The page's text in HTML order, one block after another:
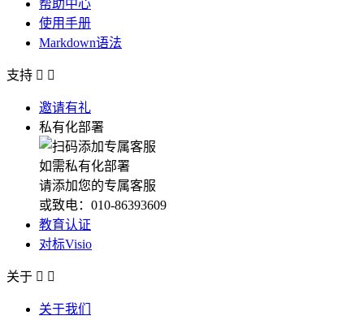
帮助中心
使用手册
Markdown语法
支持  
邀请有礼
私有化部署
如需私有化部署
请添加您的专属客服
或致电：010-86393609
教育认证
对标Visio
关于  
关于我们